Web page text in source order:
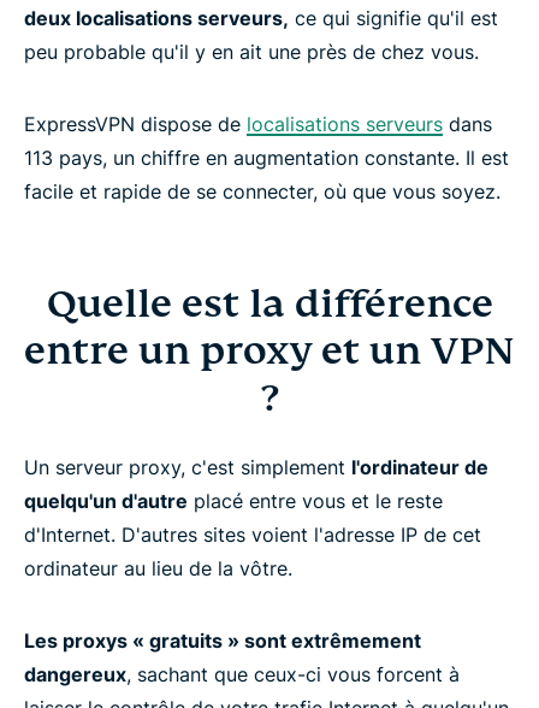
deux localisations serveurs, ce qui signifie qu'il est
peu probable qu'il y en ait une près de chez vous.
ExpressVPN dispose de localisations serveurs dans
113 pays, un chiffre en augmentation constante. Il est
facile et rapide de se connecter, où que vous soyez.
Quelle est la différence
entre un proxy et un VPN
?
Un serveur proxy, c'est simplement l'ordinateur de
quelqu'un d'autre placé entre vous et le reste
d'Internet. D'autres sites voient l'adresse IP de cet
ordinateur au lieu de la vôtre.
Les proxys « gratuits » sont extrêmement
dangereux, sachant que ceux-ci vous forcent à